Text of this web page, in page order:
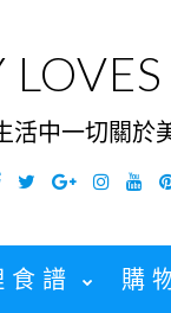
活中一切關於
Facebook
TwitterGoogle
食譜 購